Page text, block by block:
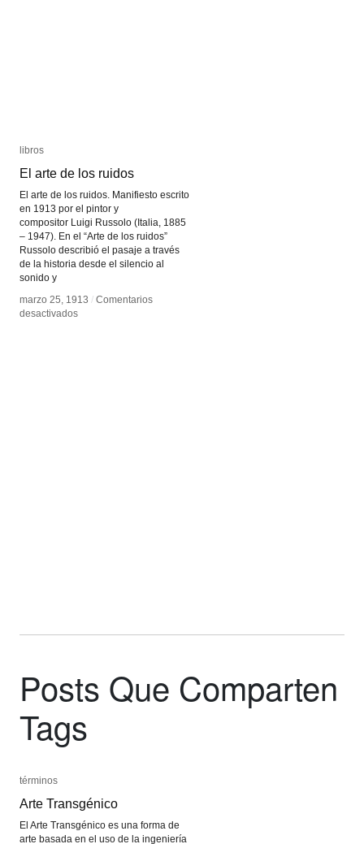
libros
El arte de los ruidos
El arte de los ruidos. Manifiesto escrito
en 1913 por el pintor y
compositor Luigi Russolo (Italia, 1885
– 1947). En el “Arte de los ruidos”
Russolo describió el pasaje a través
de la historia desde el silencio al
sonido y
marzo 25, 1913 / Comentarios
desactivadosen
libros
El arte de los ruidos
marzo 25, 1913 / Comentarios
desactivadosen
Posts Que Comparten
Tags
términos
Arte Transgénico
El Arte Transgénico es una forma de
arte basada en el uso de la ingeniería
términos
Arte Transgénico